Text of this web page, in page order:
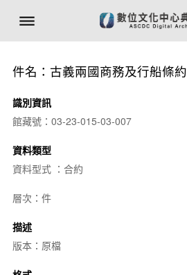
件名：古義兩國商務及行船條約
識別資訊
館藏號：03-23-015-03-007
資料類型
資料型式 ：合約
層次：件
描述
版本：原檔